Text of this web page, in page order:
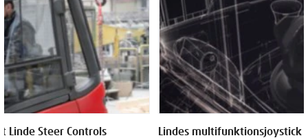
Linde Steer Controls Lindes multifunktionsjoystick